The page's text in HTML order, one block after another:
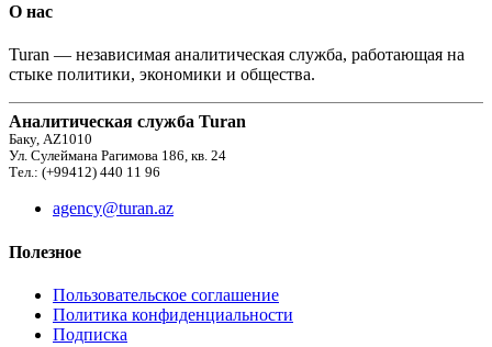
О нас
Turan — независимая аналитическая служба, работающая на
стыке политики, экономики и общества.
Аналитическая служба Turan
Баку, AZ1010
Ул. Сулеймана Рагимова 186, кв. 24
Тел.: (+99412) 440 11 96
agency@turan.az
Полезное
Пользовательское соглашение
Политика конфиденциальности
Подписка